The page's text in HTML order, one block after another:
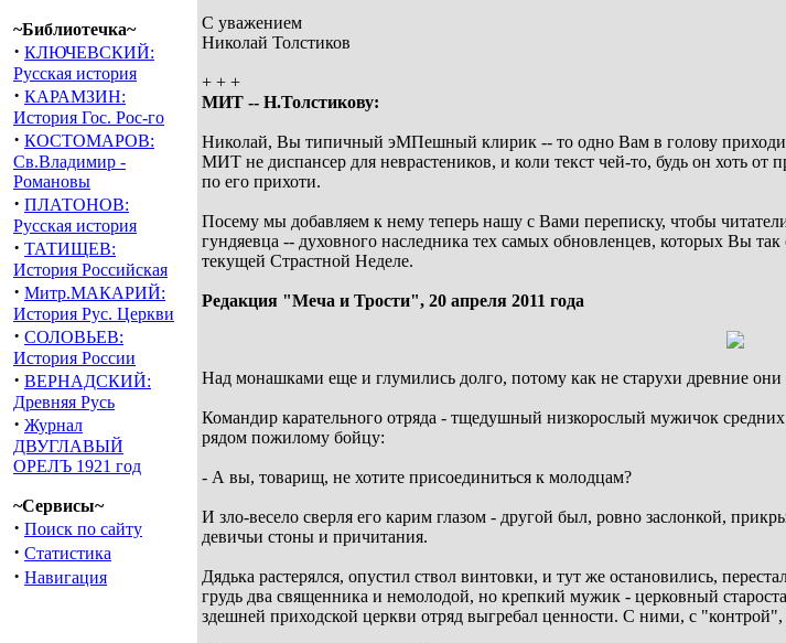
~Библиотечка~
· КЛЮЧЕВСКИЙ:
Русская история
· КАРАМЗИН:
История Гос. Рос-го
· КОСТОМАРОВ:
Св.Владимир -
Романовы
· ПЛАТОНОВ:
Русская история
· ТАТИЩЕВ:
История Российская
· Митр.МАКАРИЙ:
История Рус. Церкви
· СОЛОВЬЕВ:
История России
· ВЕРНАДСКИЙ:
Древняя Русь
· Журнал
ДВУГЛАВЫЙ
ОРЕЛЪ 1921 год
~Сервисы~
· Поиск по сайту
· Статистика
· Навигация
С уважением
Николай Толстиков
+ + +
МИТ -- Н.Толстикову:
Николай, Вы типичный эМПешный клирик -- то одно Вам в голову
МИТ не диспансер для неврастеников, и коли текст чей-то, будь он хоть от
по его прихоти.
Посему мы добавляем к нему теперь нашу с Вами переписку, чтобы
гундяевца -- духовного наследника тех самых обновленцев, которых Вы
текущей Страстной Неделе.
Редакция "Меча и Трости", 20 апреля 2011 года
Над монашками еще и глумились долго, потому как не старухи древние
Командир карательного отряда - тщедушный низкорослый мужичок
рядом пожилому бойцу:
- А вы, товарищ, не хотите присоединиться к молодцам?
И зло-весело сверля его карим глазом - другой был, ровно заслонкой,
девичьи стоны и причитания.
Дядька растерялся, опустил ствол винтовки, и тут же остановились,
грудь два священника и немолодой, но крепкий мужик - церковный
здешней приходской церкви отряд выгребал ценности. С ними, с